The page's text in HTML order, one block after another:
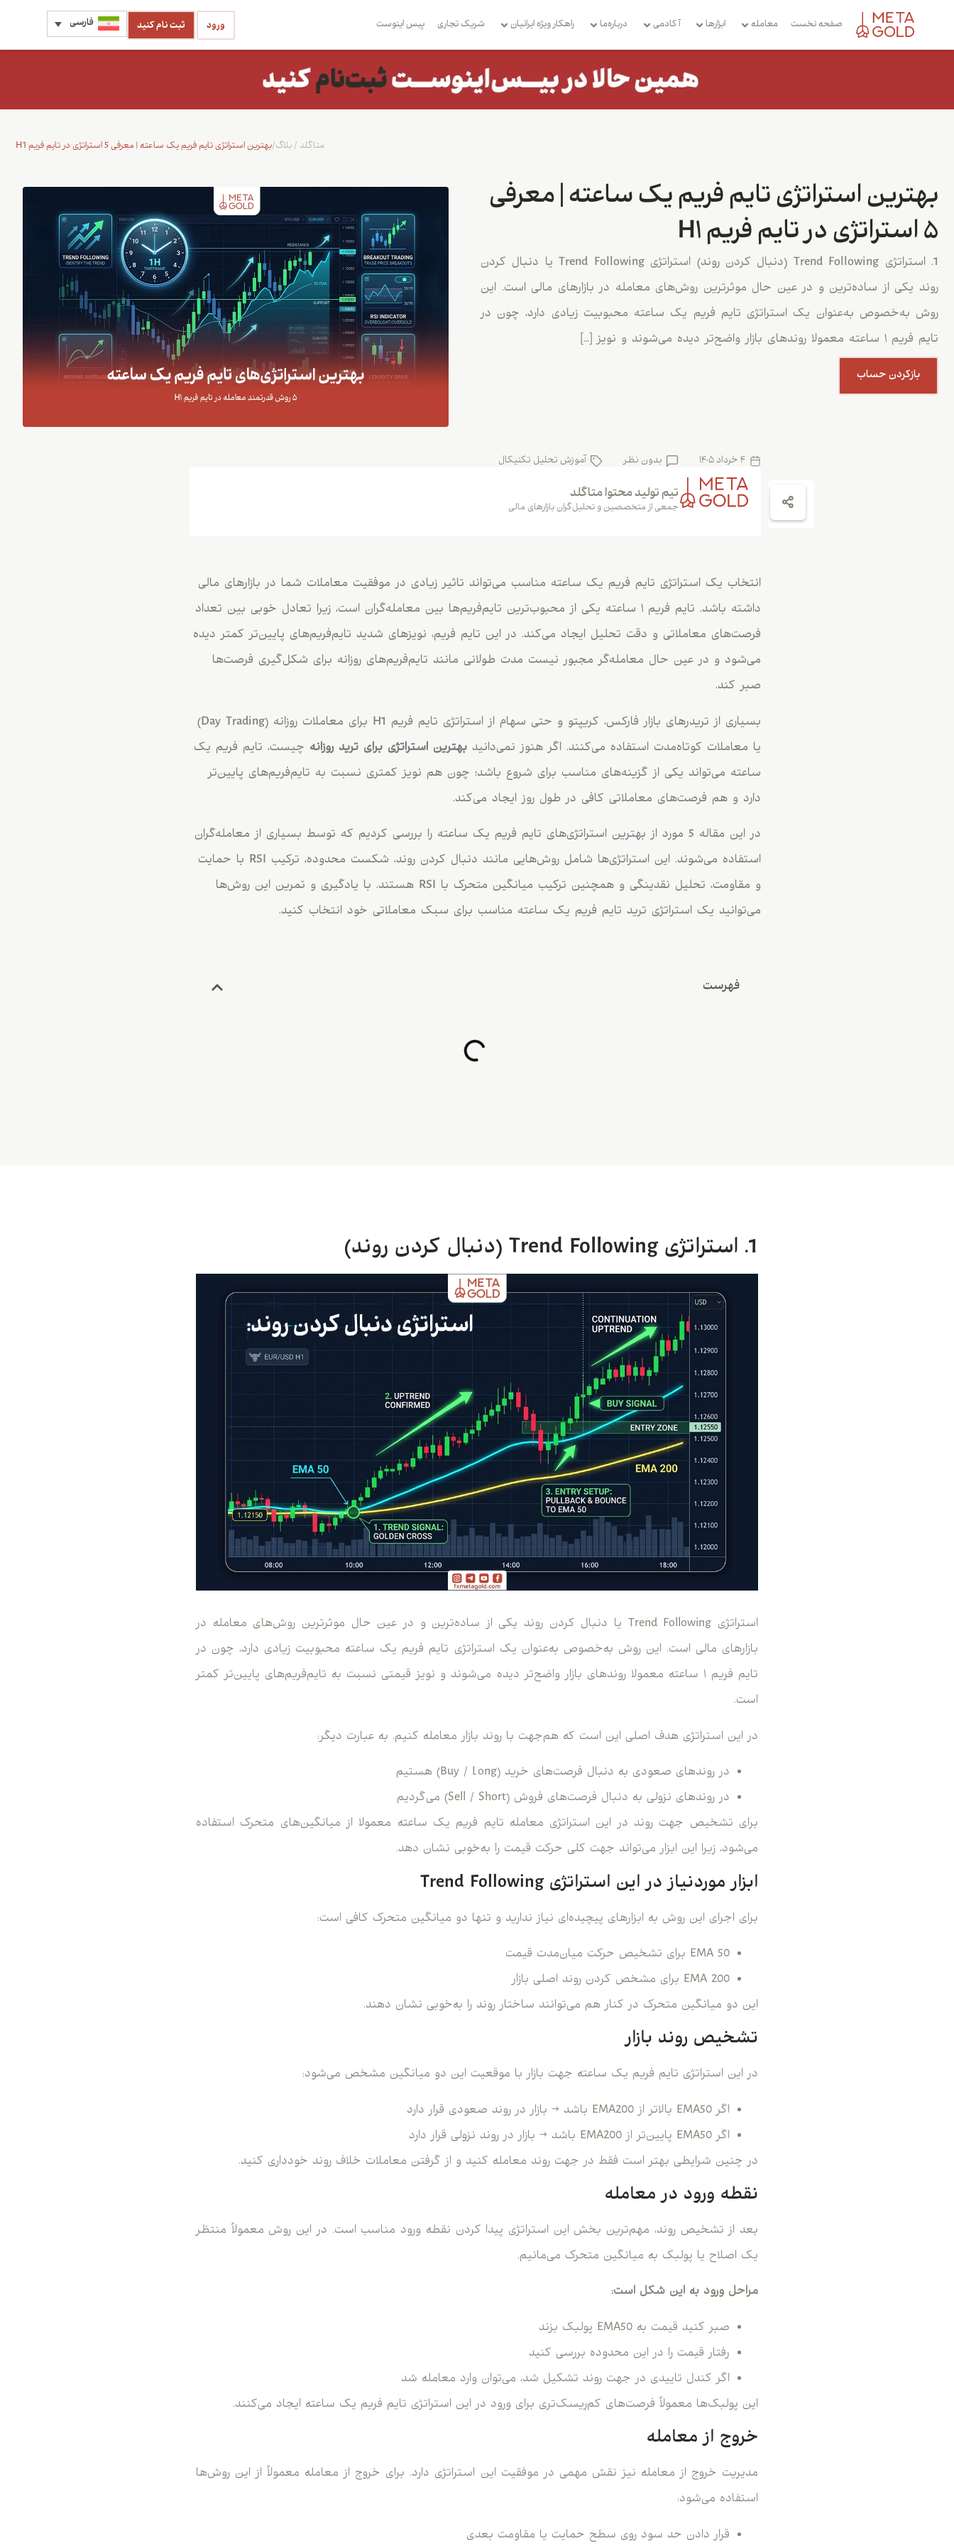
صفحه نخست معامله ابزارها آکادمی درباره‌ما راهکار ویژه ایرانیان شریک تجاری بِیس اینوست فارسی ثبت نام کنید ورود
بهترین استراتژی تایم فریم یک ساعته | معرفی 5 استراتژی در تایم فریم H1 متاگلد /بلاگ/
بهترین استراتژی تایم فریم یک ساعته | معرفی
5 استراتژی در تایم فریم H1
1. استراتژی Trend Following (دنبال کردن روند) استراتژی Trend Following یا دنبال کردن
روند یکی از ساده‌ترین و در عین حال موثرترین روش‌های معامله در بازارهای مالی است. این
روش به‌خصوص به‌عنوان یک استراتژی تایم فریم یک ساعته محبوبیت زیادی دارد، چون در
تایم فریم ۱ ساعته معمولا روندهای بازار واضح‌تر دیده می‌شوند و نویز […]
بازکردن حساب
4 خرداد 1405 بدون نظر آموزش تحلیل تکنیکال
تیم تولید محتوا متاگلد
جمعی از متخصصین و تحلیل‌گران بازارهای مالی
انتخاب یک استراتژی تایم فریم یک ساعته مناسب می‌تواند تاثیر زیادی در موفقیت معاملات شما در بازارهای مالی
داشته باشد. تایم فریم ۱ ساعته یکی از محبوب‌ترین تایم‌فریم‌ها بین معامله‌گران است، زیرا تعادل خوبی بین تعداد
فرصت‌های معاملاتی و دقت تحلیل ایجاد می‌کند. در این تایم فریم، نویزهای شدید تایم‌فریم‌های پایین‌تر کمتر دیده
می‌شود و در عین حال معامله‌گر مجبور نیست مدت طولانی مانند تایم‌فریم‌های روزانه برای شکل‌گیری فرصت‌ها
صبر کند.
بسیاری از تریدرهای بازار فارکس، کریپتو و حتی سهام از استراتژی تایم فریم H1 برای معاملات روزانه (Day Trading)
یا معاملات کوتاه‌مدت استفاده می‌کنند. اگر هنوز نمی‌دانیدبهترین استراتژی برای ترید روزانه چیست، تایم فریم یک
ساعته می‌تواند یکی از گزینه‌های مناسب برای شروع باشد؛ چون هم نویز کمتری نسبت به تایم‌فریم‌های پایین‌تر
دارد و هم فرصت‌های معاملاتی کافی در طول روز ایجاد می‌کند.
در این مقاله 5 مورد از بهترین استراتژی‌های تایم فریم یک ساعته را بررسی کردیم که توسط بسیاری از معامله‌گران
استفاده می‌شوند. این استراتژی‌ها شامل روش‌هایی مانند دنبال کردن روند، شکست محدوده، ترکیب RSI با حمایت
و مقاومت، تحلیل نقدینگی و همچنین ترکیب میانگین متحرک با RSI هستند. با یادگیری و تمرین این روش‌ها
می‌توانید یک استراتژی ترید تایم فریم یک ساعته مناسب برای سبک معاملاتی خود انتخاب کنید.
فهرست
1. استراتژی Trend Following (دنبال کردن روند)
استراتژی Trend Following یا دنبال کردن روند یکی از ساده‌ترین و در عین حال موثرترین روش‌های معامله در
بازارهای مالی است. این روش به‌خصوص به‌عنوان یک استراتژی تایم فریم یک ساعته محبوبیت زیادی دارد، چون در
تایم فریم ۱ ساعته معمولا روندهای بازار واضح‌تر دیده می‌شوند و نویز قیمتی نسبت به تایم‌فریم‌های پایین‌تر کمتر
است.
در این استراتژی هدف اصلی این است که هم‌جهت با روند بازار معامله کنیم. به عبارت دیگر:
در روندهای صعودی به دنبال فرصت‌های خرید (Buy / Long) هستیم
در روندهای نزولی به دنبال فرصت‌های فروش (Sell / Short) می‌گردیم
برای تشخیص جهت روند در این استراتژی معامله تایم فریم یک ساعته معمولا از میانگین‌های متحرک استفاده
می‌شود، زیرا این ابزار می‌تواند جهت کلی حرکت قیمت را به‌خوبی نشان دهد.
ابزار موردنیاز در این استراتژی Trend Following
برای اجرای این روش به ابزارهای پیچیده‌ای نیاز ندارید و تنها دو میانگین متحرک کافی است:
EMA 50 برای تشخیص حرکت میان‌مدت قیمت
EMA 200 برای مشخص کردن روند اصلی بازار
این دو میانگین متحرک در کنار هم می‌توانند ساختار روند را به‌خوبی نشان دهند.
تشخیص روند بازار
در این استراتژی تایم فریم یک ساعته جهت بازار با موقعیت این دو میانگین مشخص می‌شود:
اگر EMA50 بالاتر از EMA200 باشد → بازار در روند صعودی قرار دارد
اگر EMA50 پایین‌تر از EMA200 باشد → بازار در روند نزولی قرار دارد
در چنین شرایطی بهتر است فقط در جهت روند معامله کنید و از گرفتن معاملات خلاف روند خودداری کنید.
نقطه ورود در معامله
بعد از تشخیص روند، مهم‌ترین بخش این استراتژی پیدا کردن نقطه ورود مناسب است. در این روش معمولاً منتظر
یک اصلاح یا پولبک به میانگین متحرک می‌مانیم.
مراحل ورود به این شکل است:
صبر کنید قیمت به EMA50 پولبک بزند
رفتار قیمت را در این محدوده بررسی کنید
اگر کندل تاییدی در جهت روند تشکیل شد، می‌توان وارد معامله شد
این پولبک‌ها معمولاً فرصت‌های کم‌ریسک‌تری برای ورود در این استراتژی تایم فریم یک ساعته ایجاد می‌کنند.
خروج از معامله
مدیریت خروج از معامله نیز نقش مهمی در موفقیت این استراتژی دارد. برای خروج از معامله معمولاً از این روش‌ها
استفاده می‌شود:
قرار دادن حد سود روی سطح حمایت یا مقاومت بعدی